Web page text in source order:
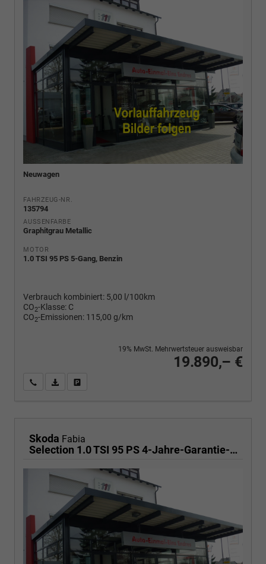
Neuwagen
FAHRZEUG-NR.
135794
AUSSENFARBE
Graphitgrau Metallic
MOTOR
1.0 TSI 95 PS 5-Gang, Benzin
Verbrauch kombiniert: 5,00 l/100km
CO2-Klasse: C
CO2-Emissionen: 115,00 g/km
19.890,– €
19% MwSt. Mehrwertsteuer ausweisbar
Wir rufen Sie anPDF-Fahrzeugexposé drucken
Skoda Fabia
Selection 1.0 TSI 95 PS 4-Jahre-Garantie-AppleCarPlay-AndroidAuto-LED-PDC-Sitzheizung-DAB-Klima